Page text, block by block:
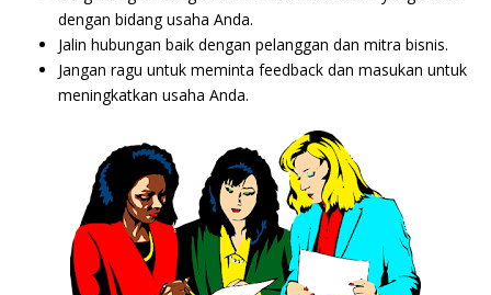
dengan bidang usaha Anda.
Jalin hubungan baik dengan pelanggan dan mitra bisnis.
Jangan ragu untuk meminta feedback dan masukan untuk
meningkatkan usaha Anda.